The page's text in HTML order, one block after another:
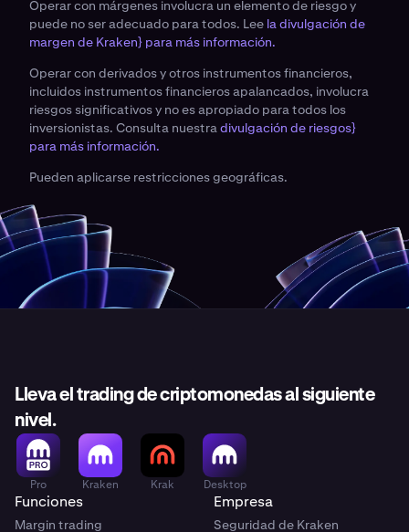
Operar con márgenes involucra un elemento de riesgo y
puede no ser adecuado para todos. Lee la divulgación de
margen de Kraken} para más información.
Operar con derivados y otros instrumentos financieros,
incluidos instrumentos financieros apalancados, involucra
riesgos significativos y no es apropiado para todos los
inversionistas. Consulta nuestradivulgación de riesgos}
para más información.
Pueden aplicarse restricciones geográficas.
Lleva el trading de criptomonedas al siguiente
nivel.
Pro Kraken Krak Desktop
Funciones
Margin trading
Empresa
Seguridad de Kraken